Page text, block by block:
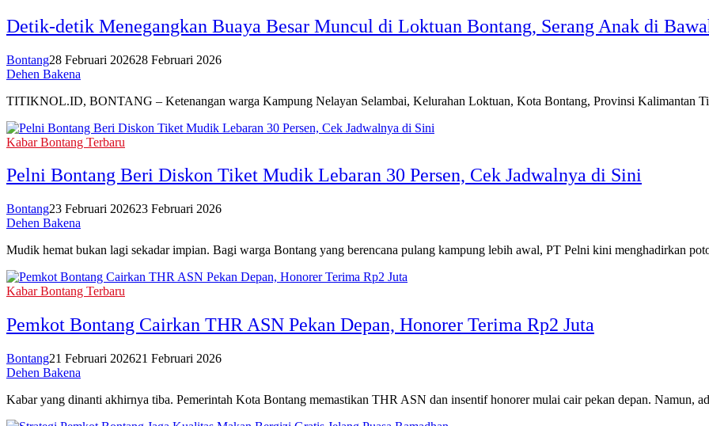
Detik-detik Menegangkan Buaya Besar Muncul di Loktuan Bontang, Serang Anak di
Bontang28 Februari 202628 Februari 2026
Dehen Bakena
TITIKNOL.ID, BONTANG – Ketenangan warga Kampung Nelayan Selambai, Kelurahan Loktuan, Kota Bontang, Provinsi Kalimantan
Kabar Bontang Terbaru
Pelni Bontang Beri Diskon Tiket Mudik Lebaran 30 Persen, Cek Jadwalnya di Sini
Bontang23 Februari 202623 Februari 2026
Dehen Bakena
Mudik hemat bukan lagi sekadar impian. Bagi warga Bontang yang berencana pulang kampung lebih awal, PT Pelni kini menghadirkan
Kabar Bontang Terbaru
Pemkot Bontang Cairkan THR ASN Pekan Depan, Honorer Terima Rp2 Juta
Bontang21 Februari 202621 Februari 2026
Dehen Bakena
Kabar yang dinanti akhirnya tiba. Pemerintah Kota Bontang memastikan THR ASN dan insentif honorer mulai cair pekan depan. Namun,